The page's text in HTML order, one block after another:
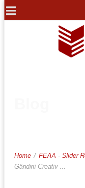
Home / FEAA - Slider
Gândirii Creativ ...